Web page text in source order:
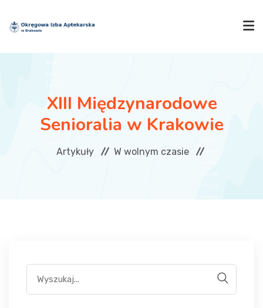
AKTUALNOŚCI
WYDARZENIA
XIII Międzynarodowe
Senioralia w Krakowie
Artykuły W wolnym czasie